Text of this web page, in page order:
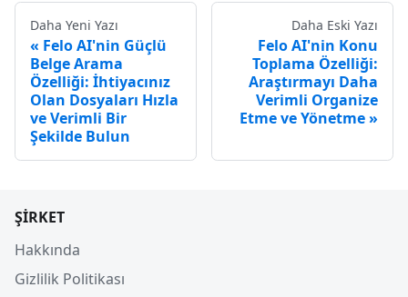
Daha Yeni Yazı
Felo AI'nin Güçlü
Belge Arama
Özelliği: İhtiyacınız
Olan Dosyaları Hızla
ve Verimli Bir
Şekilde Bulun
Daha Eski Yazı
Felo AI'nin Konu
Toplama Özelliği:
Araştırmayı Daha
Verimli Organize
Etme ve Yönetme
ŞIRKET
Hakkında
Gizlilik Politikası